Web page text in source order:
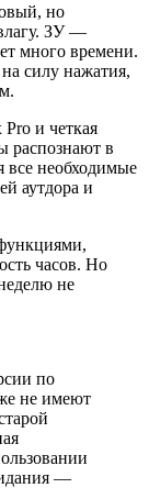
но
ЗУ —
много времени.
силу нажатия,
и четкая
распознают в
все необходимые
аутдора и
часов. Но
не
по
не имеют
—